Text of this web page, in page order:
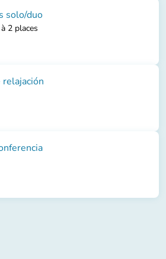
solo/duo
2 places
relajación